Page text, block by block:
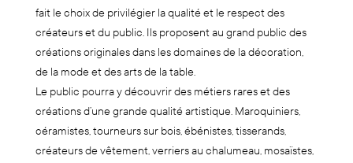
fait le choix de privilégier la qualité et le respect des
créateurs et du public. Ils proposent au grand public des
créations originales dans les domaines de la décoration,
de la mode et des arts de la table.
Le public pourra y découvrir des métiers rares et des
créations d’une grande qualité artistique. Maroquiniers,
céramistes, tourneurs sur bois, ébénistes, tisserands,
créateurs de vêtement, verriers au chalumeau, mosaïstes,